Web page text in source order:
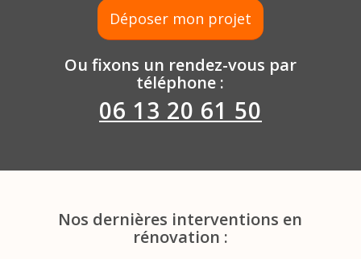
Déposer mon projet
Ou fixons un rendez-vous par
téléphone :
06 13 20 61 50
Nos dernières interventions en
rénovation :